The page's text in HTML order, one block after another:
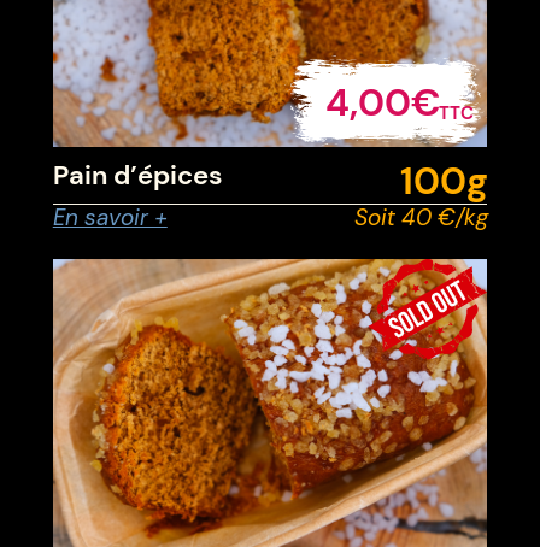
4,00€TTC
Pain d’épices 100g
En savoir + Soit 40 €/kg